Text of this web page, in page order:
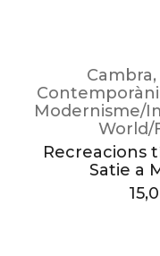
Cambra,
Modernisme/
World/
Recreacions
Satie a